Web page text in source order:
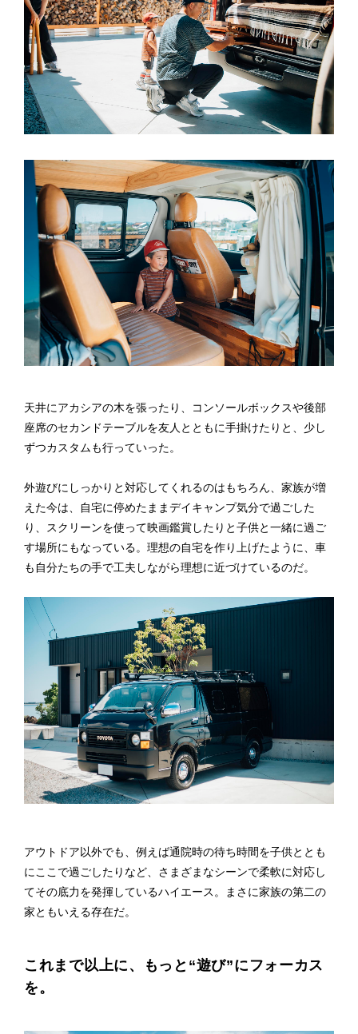
天井にアカシアの木を張ったり、コンソールボックスや後部
座席のセカンドテーブルを友人とともに手掛けたりと、少し
ずつカスタムも行っていった。
外遊びにしっかりと対応してくれるのはもちろん、家族が増
えた今は、自宅に停めたままデイキャンプ気分で過ごした
り、スクリーンを使って映画鑑賞したりと子供と一緒に過ご
す場所にもなっている。理想の自宅を作り上げたように、車
も自分たちの手で工夫しながら理想に近づけているのだ。
アウトドア以外でも、例えば通院時の待ち時間を子供ととも
にここで過ごしたりなど、さまざまなシーンで柔軟に対応し
てその底力を発揮しているハイエース。まさに家族の第二の
家ともいえる存在だ。
これまで以上に、もっと“遊び”にフォーカス
を。